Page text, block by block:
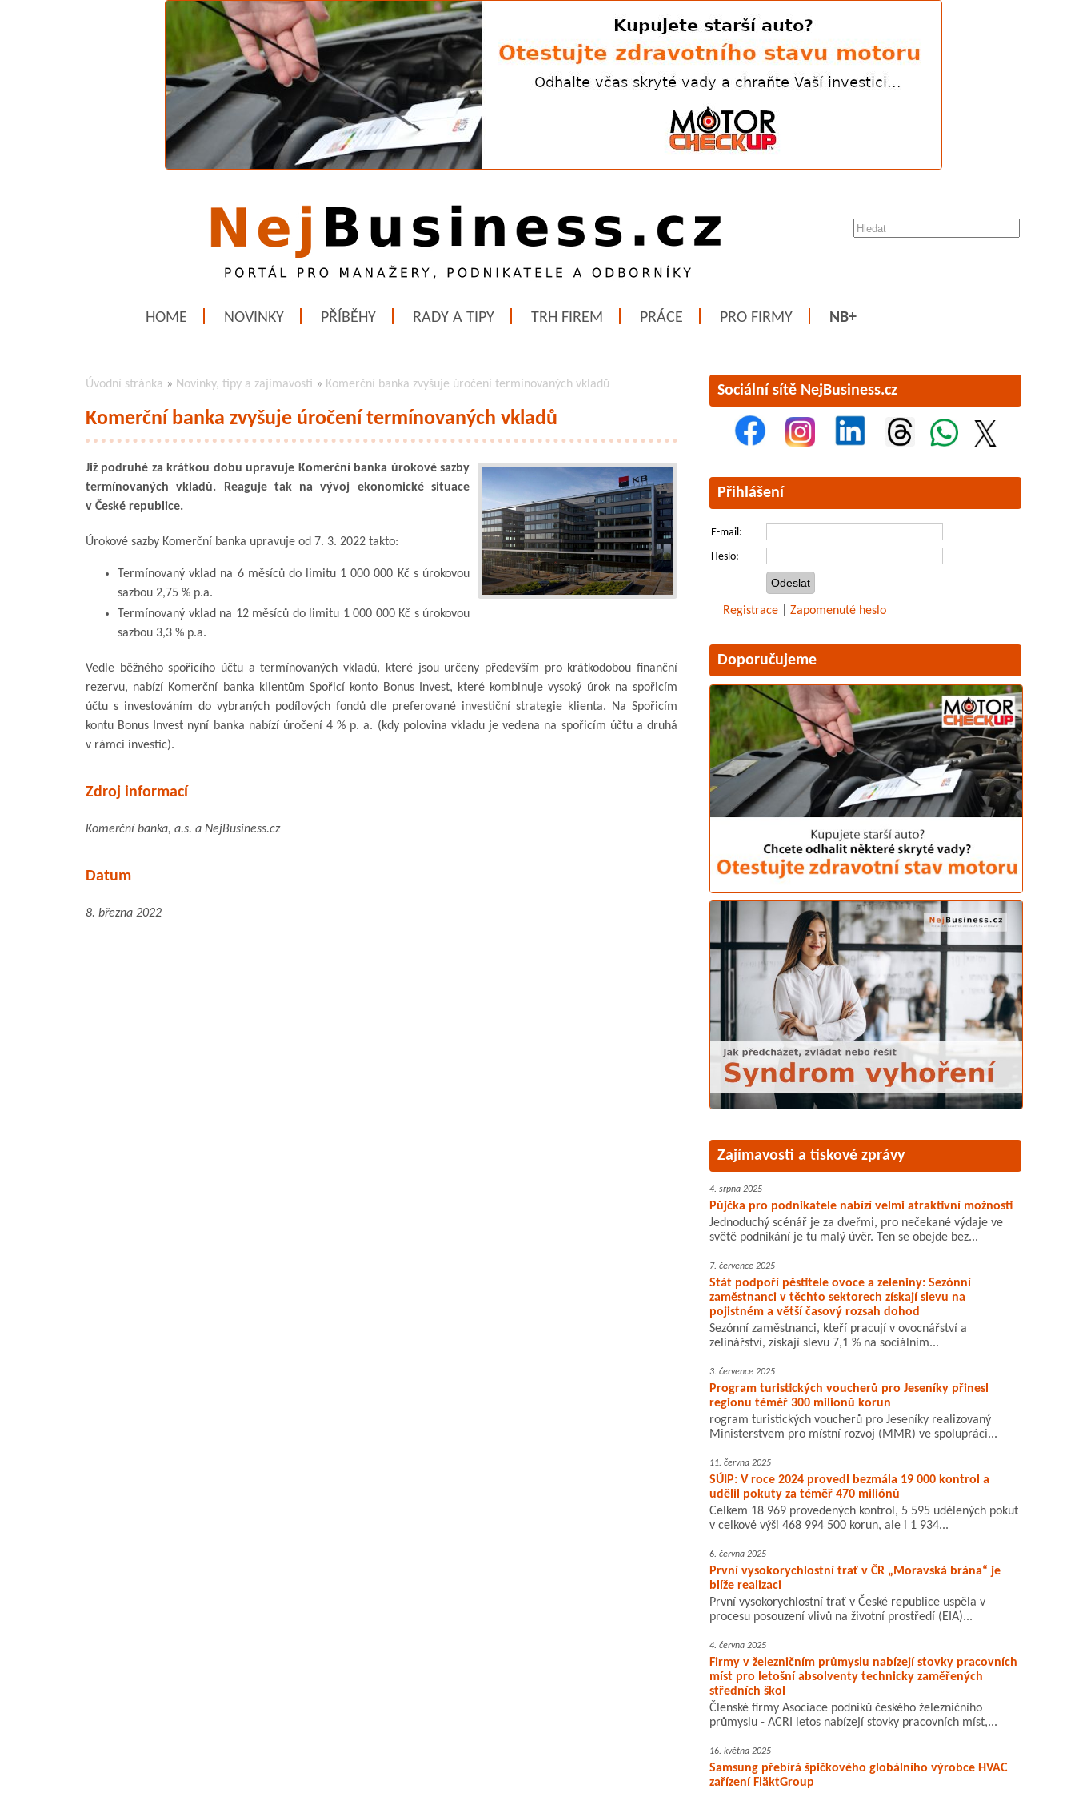
HOME NOVINKY PŘÍBĚHY RADY A TIPY TRH FIREM PRÁCE PRO FIRMY NB+
Úvodní stránka » Novinky, tipy a zajímavosti » Komerční banka zvyšuje úročení termínovaných vkladů
Komerční banka zvyšuje úročení termínovaných vkladů
Již podruhé za krátkou dobu upravuje Komerční banka úrokové sazby
termínovaných vkladů. Reaguje tak na vývoj ekonomické situace
v České republice.
Úrokové sazby Komerční banka upravuje od 7. 3. 2022 takto:
Termínovaný vklad na 6 měsíců do limitu 1 000 000 Kč s úrokovou
sazbou 2,75 % p.a.
Termínovaný vklad na 12 měsíců do limitu 1 000 000 Kč s úrokovou
sazbou 3,3 % p.a.
Vedle běžného spořicího účtu a termínovaných vkladů, které jsou určeny především pro krátkodobou finanční
rezervu, nabízí Komerční banka klientům Spořicí konto Bonus Invest, které kombinuje vysoký úrok na spořicím
účtu s investováním do vybraných podílových fondů dle preferované investiční strategie klienta. Na Spořicím
kontu Bonus Invest nyní banka nabízí úročení 4 % p. a. (kdy polovina vkladu je vedena na spořicím účtu a druhá
v rámci investic).
Zdroj informací
Komerční banka, a.s. a NejBusiness.cz
Datum
8. března 2022
Sociální sítě NejBusiness.cz
Přihlášení
E-mail:
Heslo:
Registrace Zapomenuté heslo
Doporučujeme
Zajímavosti a tiskové zprávy
4. srpna 2025
Půjčka pro podnikatele nabízí velmi atraktivní možnosti
Jednoduchý scénář je za dveřmi, pro nečekané výdaje ve
světě podnikání je tu malý úvěr. Ten se obejde bez...
7. července 2025
Stát podpoří pěstitele ovoce a zeleniny: Sezónní
zaměstnanci v těchto sektorech získají slevu na
pojistném a větší časový rozsah dohod
Sezónní zaměstnanci, kteří pracují v ovocnářství a
zelinářství, získají slevu 7,1 % na sociálním...
3. července 2025
Program turistických voucherů pro Jeseníky přinesl
regionu téměř 300 milionů korun
rogram turistických voucherů pro Jeseníky realizovaný
Ministerstvem pro místní rozvoj (MMR) ve spolupráci...
11. června 2025
SÚIP: V roce 2024 provedl bezmála 19 000 kontrol a
udělil pokuty za téměř 470 miliónů
Celkem 18 969 provedených kontrol, 5 595 udělených pokut
v celkové výši 468 994 500 korun, ale i 1 934...
6. června 2025
První vysokorychlostní trať v ČR „Moravská brána“ je
blíže realizaci
První vysokorychlostní trať v České republice uspěla v
procesu posouzení vlivů na životní prostředí (EIA)...
4. června 2025
Firmy v železničním průmyslu nabízejí stovky pracovních
míst pro letošní absolventy technicky zaměřených
středních škol
Členské firmy Asociace podniků českého železničního
průmyslu - ACRI letos nabízejí stovky pracovních míst,...
16. května 2025
Samsung přebírá špičkového globálního výrobce HVAC
zařízení FläktGroup